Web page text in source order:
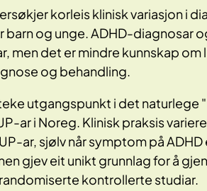
korleis klinisk variasjon i
barn og unge. ADHD-diagnosar
men det er mindre kunnskap
og behandling.
utgangspunkt i det naturlege
ar i Noreg. Klinisk praksis
ar, sjølv når symptom på
gjev eit unikt grunnlag for å
kontrollerte studiar.